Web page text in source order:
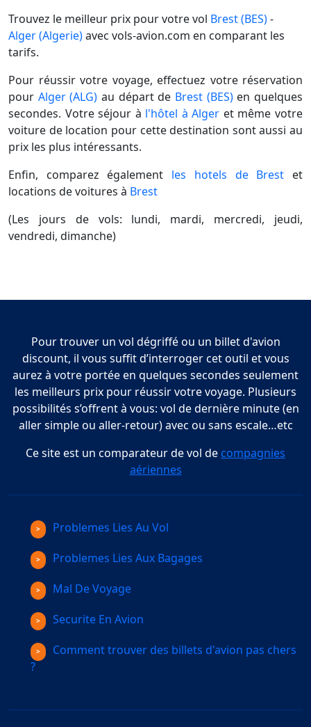
Trouvez le meilleur prix pour votre vol Brest (BES)-
Alger (Algerie)avec vols-avion.com en comparant les
tarifs.
Pour réussir votre voyage, effectuez votre réservation
pour Alger (ALG) au départ de Brest (BES)en quelques
secondes. Votre séjour à l'hôtel à Alger et même votre
voiture de location pour cette destination sont aussi au
prix les plus intéressants.
Enfin, comparez également les hotels de Brest et
locations de voitures à Brest
(Les jours de vols: lundi, mardi, mercredi, jeudi,
vendredi, dimanche)
Pour trouver un vol dégriffé ou un billet d'avion
discount, il vous suffit d’interroger cet outil et vous
aurez à votre portée en quelques secondes seulement
les meilleurs prix pour réussir votre voyage. Plusieurs
possibilités s’offrent à vous: vol de dernière minute (en
aller simple ou aller-retour) avec ou sans escale…etc
Ce site est un comparateur de vol de compagnies
aériennes
Problemes Lies Au Vol
Problemes Lies Aux Bagages
Mal De Voyage
Securite En Avion
Comment trouver des billets d'avion pas chers
?